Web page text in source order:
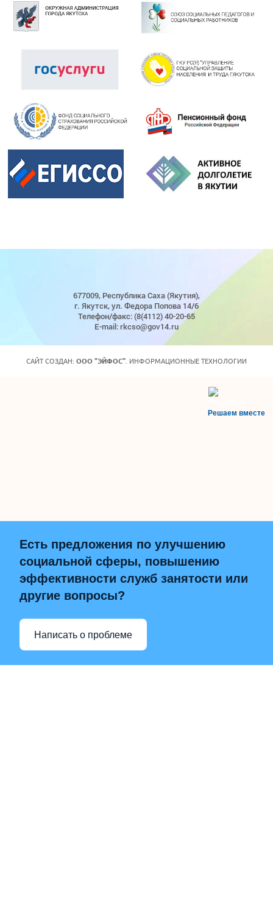
677009, Республика Саха (Якутия),
г. Якутск, ул. Федора Попова 14/6
Телефон/факс: (8(4112) 40-20-65
E-mail: rkcso@gov14.ru
САЙТ СОЗДАН: ООО "ЭЙФОС" . ИНФОРМАЦИОННЫЕ ТЕХНОЛОГИИ
Решаем вместе
Есть предложения по улучшению
социальной сферы, повышению
эффективности служб занятости или
другие вопросы?
Написать о проблеме